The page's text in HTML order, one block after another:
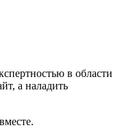
в области
а наладить